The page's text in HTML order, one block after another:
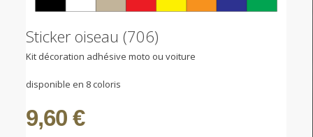
Sticker oiseau (706)
Kit décoration adhésive moto ou voiture
disponible en 8 coloris
9,60 €